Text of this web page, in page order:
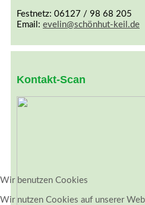
Festnetz: 06127 / 98 68 205
Email: evelin@schönhut-keil.de
Kontakt-Scan
Wir benutzen Cookies
Wir nutzen Cookies auf unserer